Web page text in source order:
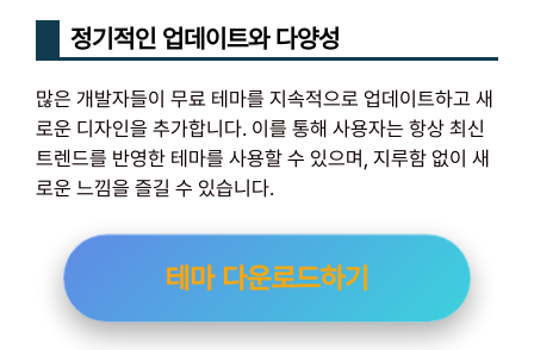
정기적인 업데이트와 다양성
많은 개발자들이 무료 테마를 지속적으로 업데이트하고 새
로운 디자인을 추가합니다. 이를 통해 사용자는 항상 최신
트렌드를 반영한 테마를 사용할 수 있으며, 지루함 없이 새
로운 느낌을 즐길 수 있습니다.
테마 다운로드하기